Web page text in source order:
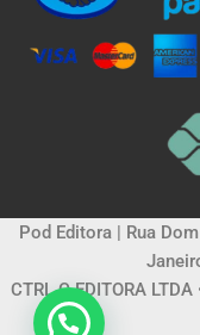
Pod Editora | Rua
CTRL C EDITORA